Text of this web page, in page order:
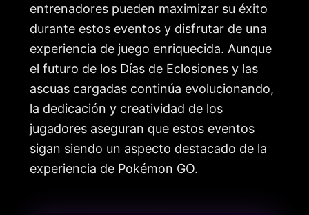
entrenadores pueden maximizar su éxito
durante estos eventos y disfrutar de una
experiencia de juego enriquecida. Aunque
el futuro de los Días de Eclosiones y las
ascuas cargadas continúa evolucionando,
la dedicación y creatividad de los
jugadores aseguran que estos eventos
sigan siendo un aspecto destacado de la
experiencia de Pokémon GO.